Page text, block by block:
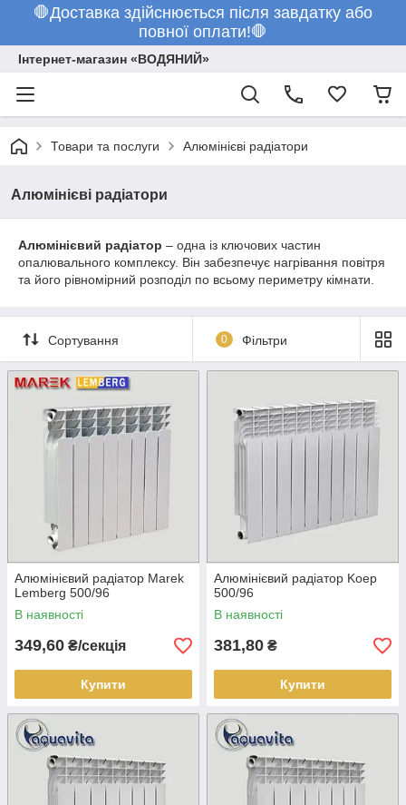
🛑Доставка здійснюється після завдатку або
повної оплати!🛑
Інтернет-магазин «ВОДЯНИЙ»
Товари та послуги Алюмінієві радіатори
Алюмінієві радіатори
Алюмінієвий радіатор – одна із ключових частин
опалювального комплексу. Він забезпечує нагрівання повітря
та його рівномірний розподіл по всьому периметру кімнати.
Сортування 0 Фільтри
Алюмінієвий радіатор Marek
Lemberg 500/96
В наявності
349,60 ₴/секція
Купити
Алюмінієвий радіатор Koep
500/96
В наявності
381,80 ₴
Купити